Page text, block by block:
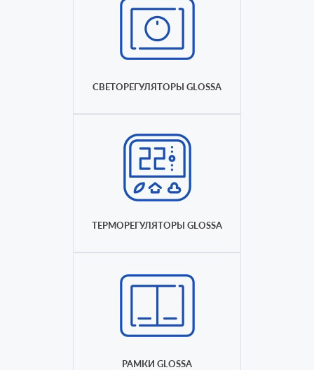
СВЕТОРЕГУЛЯТОРЫ GLOSSA
ТЕРМОРЕГУЛЯТОРЫ GLOSSA
РАМКИ GLOSSA